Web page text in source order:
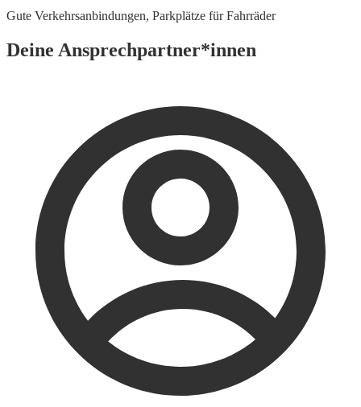
Gute Verkehrsanbindungen, Parkplätze für Fahrräder
Deine Ansprechpartner*innen